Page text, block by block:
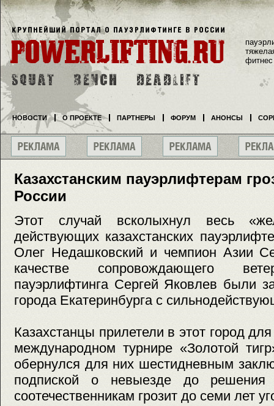
Казахстанским пауэрлифтерам
России
Этот случай всколыхнул весь
действующих казахстанских
Олег Недашковский и чемпион Азии
качестве сопровождающего
пауэрлифтинга Сергей Яковлев были
города Екатеринбурга с
Казахстанцы прилетели в этот город
международном турнире «Золотой
обернулся для них шестидневным
подпиской о невыезде до
соотечественникам грозит до семи лет
фитнес
НОВОСТИ О ПРОЕКТЕ ПАРТНЕРЫ ФОРУМ АНОНСЫ